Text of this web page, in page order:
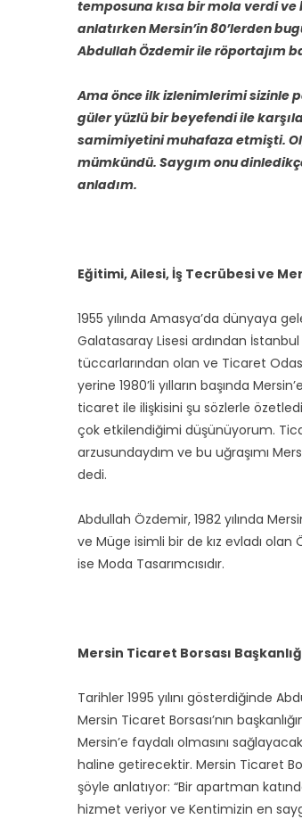
temposuna kısa bir mola verdi
anlatırken Mersin’in 80’lerden
Abdullah Özdemir ile röportajım
Ama önce ilk izlenimlerimi sizinle
güler yüzlü bir beyefendi ile
samimiyetini muhafaza etmişti.
mümkündü. Saygım onu
anladım.
Eğitimi, Ailesi, İş Tecrübesi ve
1955 yılında Amasya’da dünyaya
Galatasaray Lisesi ardından
tüccarlarından olan ve Ticaret
yerine 1980’li yılların başında
ticaret ile ilişkisini şu sözlerle
çok etkilendiğimi düşünüyorum.
arzusundaydım ve bu uğraşımı
dedi.
Abdullah Özdemir, 1982 yılında
ve Müge isimli bir de kız evladı olan
ise Moda Tasarımcısıdır.
Mersin Ticaret Borsası
Tarihler 1995 yılını gösterdiğinde
Mersin Ticaret Borsası’nın
Mersin’e faydalı olmasını
haline getirecektir. Mersin Ticaret
şöyle anlatıyor: “Bir apartman
hizmet veriyor ve Kentimizin en